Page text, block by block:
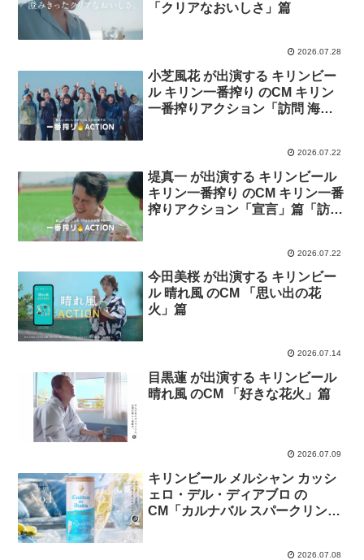
「クリアなおいしさ」篇
2026.07.28
小芝風花 が出演する キリンビー
ル キリン一番搾り のCM キリン
一番搾りアクション「訪問 海を
2026.07.22
堤真一 が出演する キリンビール
キリン一番搾り のCM キリン一番
搾りアクション「宣言」篇「訪問
2026.07.22
今田美桜 が出演する キリンビー
ル 晴れ風 のCM 「思い出の花
火」篇
2026.07.14
目黒蓮 が出演する キリンビール
晴れ風 のCM 「好きな花火」篇
2026.07.09
キリンビール メルシャン カッシ
ェロ・デル・ディアブロ の
CM「カルナバル スパークリング
2026.07.08